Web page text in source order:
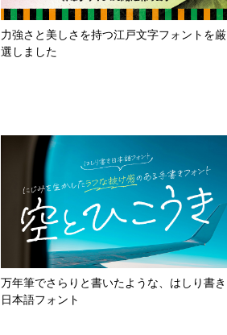
力強さと美しさを持つ江戸文字フォントを厳
選しました
万年筆でさらりと書いたような、はしり書き
日本語フォント